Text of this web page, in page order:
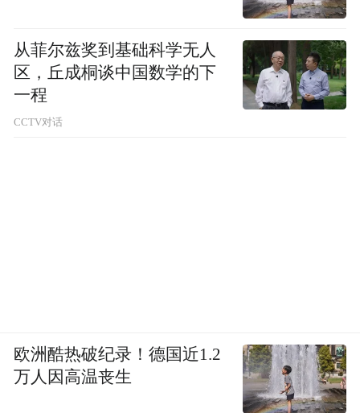
从菲尔兹奖到基础科学无人
区，丘成桐谈中国数学的下
一程
CCTV对话
欧洲酷热破纪录！德国近1.2
万人因高温丧生